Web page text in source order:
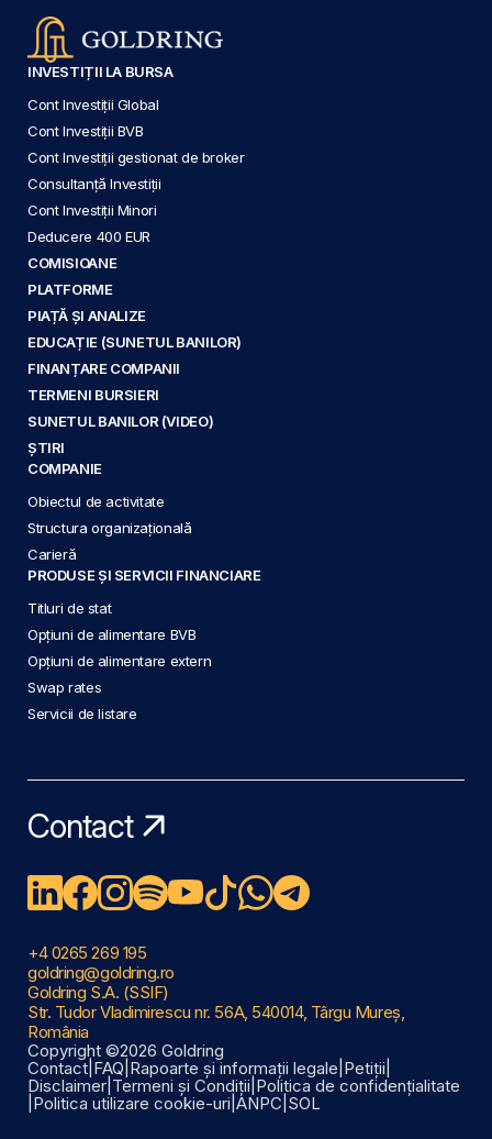
INVESTIȚII LA BURSA
Cont Investiții Global
Cont Investiții BVB
Cont Investiții gestionat de broker
Consultanță Investiții
Cont Investiții Minori
Deducere 400 EUR
COMISIOANE
PLATFORME
PIAȚĂ ȘI ANALIZE
EDUCAȚIE (SUNETUL BANILOR)
FINANȚARE COMPANII
TERMENI BURSIERI
SUNETUL BANILOR (VIDEO)
ȘTIRI
COMPANIE
Obiectul de activitate
Structura organizațională
Carieră
PRODUSE ȘI SERVICII FINANCIARE
Titluri de stat
Opțiuni de alimentare BVB
Opțiuni de alimentare extern
Swap rates
Servicii de listare
Contact
+4 0265 269 195
goldring@goldring.ro
Goldring S.A. (SSIF)
Str. Tudor Vladimirescu nr. 56A, 540014, Târgu Mureș,
România
Copyright ©2026 Goldring
Contact FAQ Rapoarte și informații legale Petiții
Disclaimer Termeni și Condiții Politica de confidențialitate
Politica utilizare cookie-uri ANPC SOL